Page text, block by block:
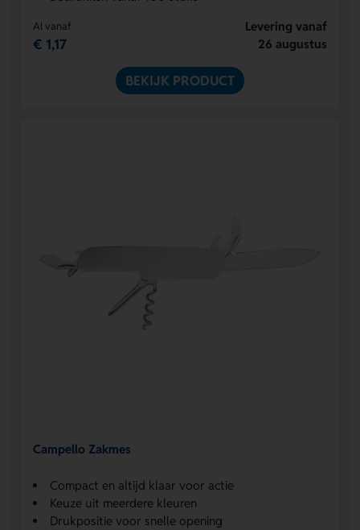
Al vanaf
€ 1,17
Levering vanaf
26 augustus
BEKIJK PRODUCT
Campello Zakmes
Compact en altijd klaar voor actie
Keuze uit meerdere kleuren
Drukpositie voor snelle opening